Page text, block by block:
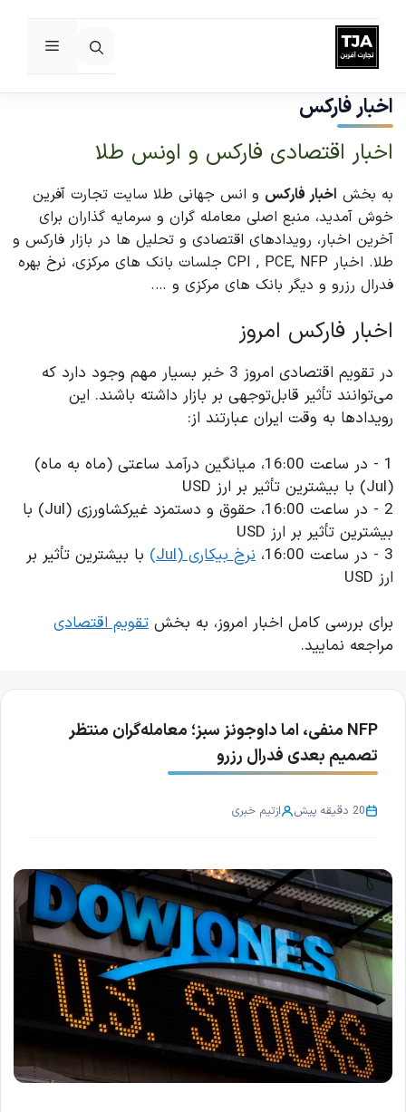
پرش
به
محتوا
فهرست
اخبار فارکس
اخبار اقتصادی فارکس و اونس طلا
به بخش اخبار فارکس و انس جهانی طلا سایت تجارت آفرین
خوش آمدید، منبع اصلی معامله گران و سرمایه گذاران برای
آخرین اخبار، رویدادهای اقتصادی و تحلیل ها در بازار فارکس و
طلا. اخبار CPI , PCE, NFP جلسات بانک های مرکزی، نرخ بهره
فدرال رزرو و دیگر بانک های مرکزی و ….
اخبار فارکس امروز
در تقویم اقتصادی امروز 3 خبر بسیار مهم وجود دارد که
می‌توانند تأثیر قابل‌توجهی بر بازار داشته باشند. این
رویدادها به وقت ایران عبارتند از:
1 - در ساعت 16:00، میانگین درآمد ساعتی (ماه به ماه)
(Jul) با بیشترین تأثیر بر ارز USD
2 - در ساعت 16:00، حقوق و دستمزد غیرکشاورزی (Jul) با
بیشترین تأثیر بر ارز USD
3 - در ساعت 16:00،
نرخ بیکاری (Jul)
با بیشترین تأثیر بر
ارز USD
برای بررسی کامل اخبار امروز، به بخش تقویم اقتصادی
مراجعه نمایید.
NFP منفی، اما داوجونز سبز؛ معامله‌گران منتظر
تصمیم بعدی فدرال رزرو
20 دقیقه پیش ازتیم خبری